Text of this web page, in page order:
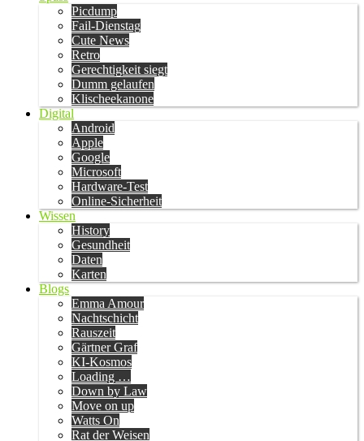
Picdump
Fail-Dienstag
Cute News
Retro
Gerechtigkeit siegt
Dumm gelaufen
Klischeekanone
Digital
Android
Apple
Google
Microsoft
Hardware-Test
Online-Sicherheit
Wissen
History
Gesundheit
Daten
Karten
Blogs
Emma Amour
Nachtschicht
Rauszeit
Gärtner Graf
KI-Kosmos
Loading …
Down by Law
Move on up
Watts On
Rat der Weisen